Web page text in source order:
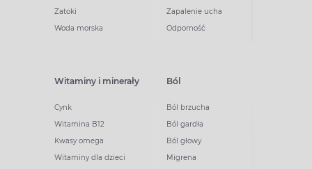
Zatoki
Woda morska
Zapalenie ucha
Odporność
Witaminy i minerały
Cynk
Witamina B12
Kwasy omega
Witaminy dla dzieci
Ból
Ból brzucha
Ból gardła
Ból głowy
Migrena